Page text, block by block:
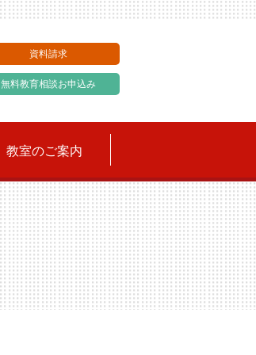
資料請求
無料教育相談お申込み
教室のご案内